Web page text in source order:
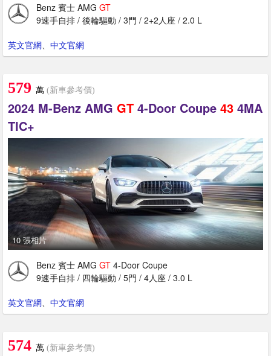
Benz 賓士 AMG GT
9速手自排 / 後輪驅動 / 3門 / 2+2人座 / 2.0 L
英文官網 中文官網
579 萬 (新車參考價)
2024 M-Benz AMG GT 4-Door Coupe 43 4MA
TIC+
10 張相片
Benz 賓士 AMG GT 4-Door Coupe
9速手自排 / 四輪驅動 / 5門 / 4人座 / 3.0 L
英文官網、 中文官網
574 萬 (新車參考價)